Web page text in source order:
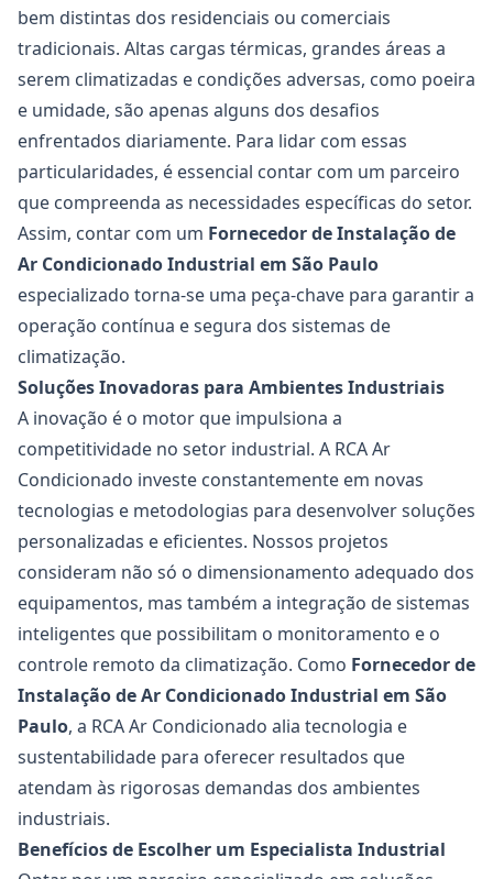
bem distintas dos residenciais ou comerciais
tradicionais. Altas cargas térmicas, grandes áreas a
serem climatizadas e condições adversas, como poeira
e umidade, são apenas alguns dos desafios
enfrentados diariamente. Para lidar com essas
particularidades, é essencial contar com um parceiro
que compreenda as necessidades específicas do setor.
Assim, contar com um Fornecedor de Instalação de
Ar Condicionado Industrial em São Paulo
especializado torna-se uma peça-chave para garantir a
operação contínua e segura dos sistemas de
climatização.
Soluções Inovadoras para Ambientes Industriais
A inovação é o motor que impulsiona a
competitividade no setor industrial. A RCA Ar
Condicionado investe constantemente em novas
tecnologias e metodologias para desenvolver soluções
personalizadas e eficientes. Nossos projetos
consideram não só o dimensionamento adequado dos
equipamentos, mas também a integração de sistemas
inteligentes que possibilitam o monitoramento e o
controle remoto da climatização. Como Fornecedor de
Instalação de Ar Condicionado Industrial em São
Paulo, a RCA Ar Condicionado alia tecnologia e
sustentabilidade para oferecer resultados que
atendam às rigorosas demandas dos ambientes
industriais.
Benefícios de Escolher um Especialista Industrial